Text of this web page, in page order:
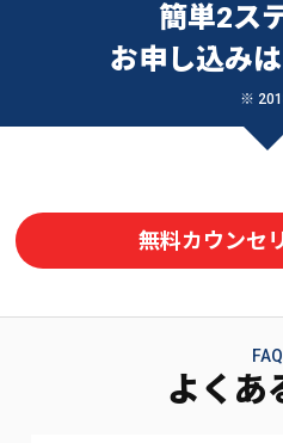
簡単2ス
お申し込み
※
無料カウンセ
FAQ
よくあ